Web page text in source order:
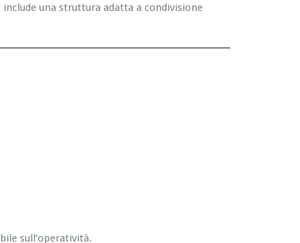
una struttura adatta a condivisione
sull’operatività.